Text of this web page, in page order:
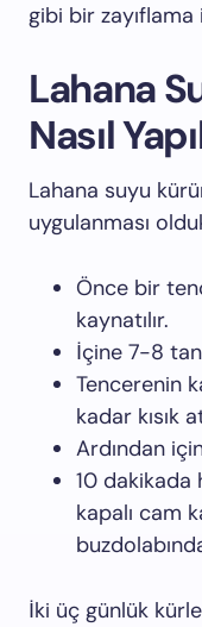
gibi bir
Lahana
Nasıl
Lahana suyu
uygulanması
Önce bir
kaynatılır.
İçine 7-8
Tencerenin
kadar kısık
Ardından
10 dakikada
kapalı cam
İki üç günlük